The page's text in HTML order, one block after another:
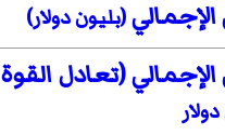
الإجمالي(بليون دولار)
الإجمالي (تعادل القوة